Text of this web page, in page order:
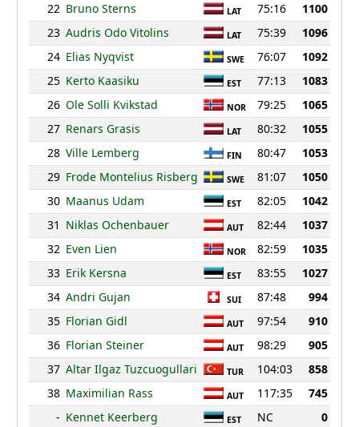
22 Bruno Sterns LAT 75:16
1100
23 Audris Odo Vitolins LAT 75:39
1096
24 Elias Nyqvist SWE 76:07
1092
25 Kerto Kaasiku EST 77:13
1083
26 Ole Solli Kvikstad NOR 79:25
1065
27 Renars Grasis LAT 80:32
1055
28 Ville Lemberg FIN 80:47
1053
29 Frode Montelius Risberg SWE 81:07
1050
30 Maanus Udam EST 82:05
1042
31 Niklas Ochenbauer AUT 82:44
1037
32 Even Lien NOR 82:59
1035
33 Erik Kersna EST 83:55
1027
34 Andri Gujan SUI 87:48
994
35 Florian Gidl AUT 97:54
910
36 Florian Steiner AUT 98:29
905
37 Altar Ilgaz Tuzcuogullari TUR 104:03
858
38 Maximilian Rass AUT 117:35
745
- Kennet Keerberg EST NC 0